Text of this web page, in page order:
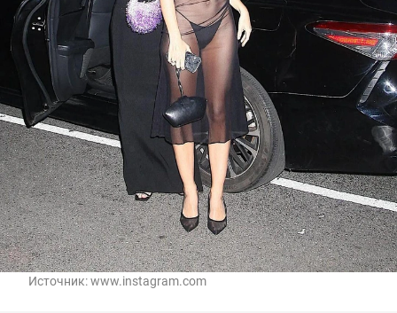
Источник:www.instagram.com